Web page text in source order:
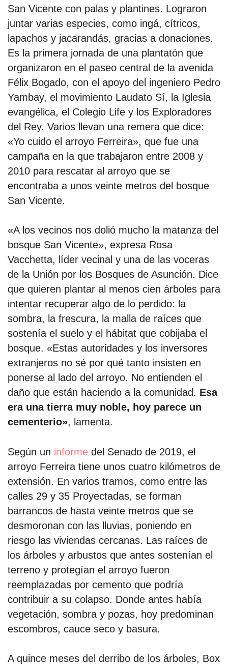
San Vicente con palas y plantines. Lograron
juntar varias especies, como ingá, cítricos,
lapachos y jacarandás, gracias a donaciones.
Es la primera jornada de una plantatón que
organizaron en el paseo central de la avenida
Félix Bogado, con el apoyo del ingeniero Pedro
Yambay, el movimiento Laudato Sí, la Iglesia
evangélica, el Colegio Life y los Exploradores
del Rey. Varios llevan una remera que dice:
«Yo cuido el arroyo Ferreira», que fue una
campaña en la que trabajaron entre 2008 y
2010 para rescatar al arroyo que se
encontraba a unos veinte metros del bosque
San Vicente.
«A los vecinos nos dolió mucho la matanza del
bosque San Vicente», expresa Rosa
Vacchetta, líder vecinal y una de las voceras
de la Unión por los Bosques de Asunción. Dice
que quieren plantar al menos cien árboles para
intentar recuperar algo de lo perdido: la
sombra, la frescura, la malla de raíces que
sostenía el suelo y el hábitat que cobijaba el
bosque. «Estas autoridades y los inversores
extranjeros no sé por qué tanto insisten en
ponerse al lado del arroyo. No entienden el
daño que están haciendo a la comunidad. Esa
era una tierra muy noble, hoy parece un
cementerio», lamenta.
Según un informe del Senado de 2019, el
arroyo Ferreira tiene unos cuatro kilómetros de
extensión. En varios tramos, como entre las
calles 29 y 35 Proyectadas, se forman
barrancos de hasta veinte metros que se
desmoronan con las lluvias, poniendo en
riesgo las viviendas cercanas. Las raíces de
los árboles y arbustos que antes sostenían el
terreno y protegían el arroyo fueron
reemplazadas por cemento que podría
contribuir a su colapso. Donde antes había
vegetación, sombra y pozas, hoy predominan
escombros, cauce seco y basura.
A quince meses del derribo de los árboles, Box